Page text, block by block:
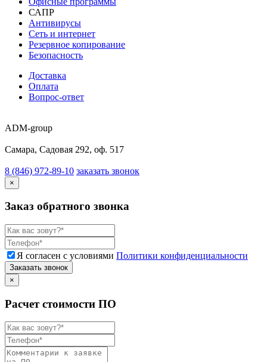
САПР
Антивирусы
Сеть и интернет
Резервное копирование
Безопасность
Доставка
Оплата
Вопрос-ответ
ADM-group
Самара, Садовая 292, оф. 517
8 (846) 972-89-10 заказать звонок
×
Заказ обратного звонка
Я согласен с условиями Политики конфиденциальности
Заказать звонок
×
Расчет стоимости ПО